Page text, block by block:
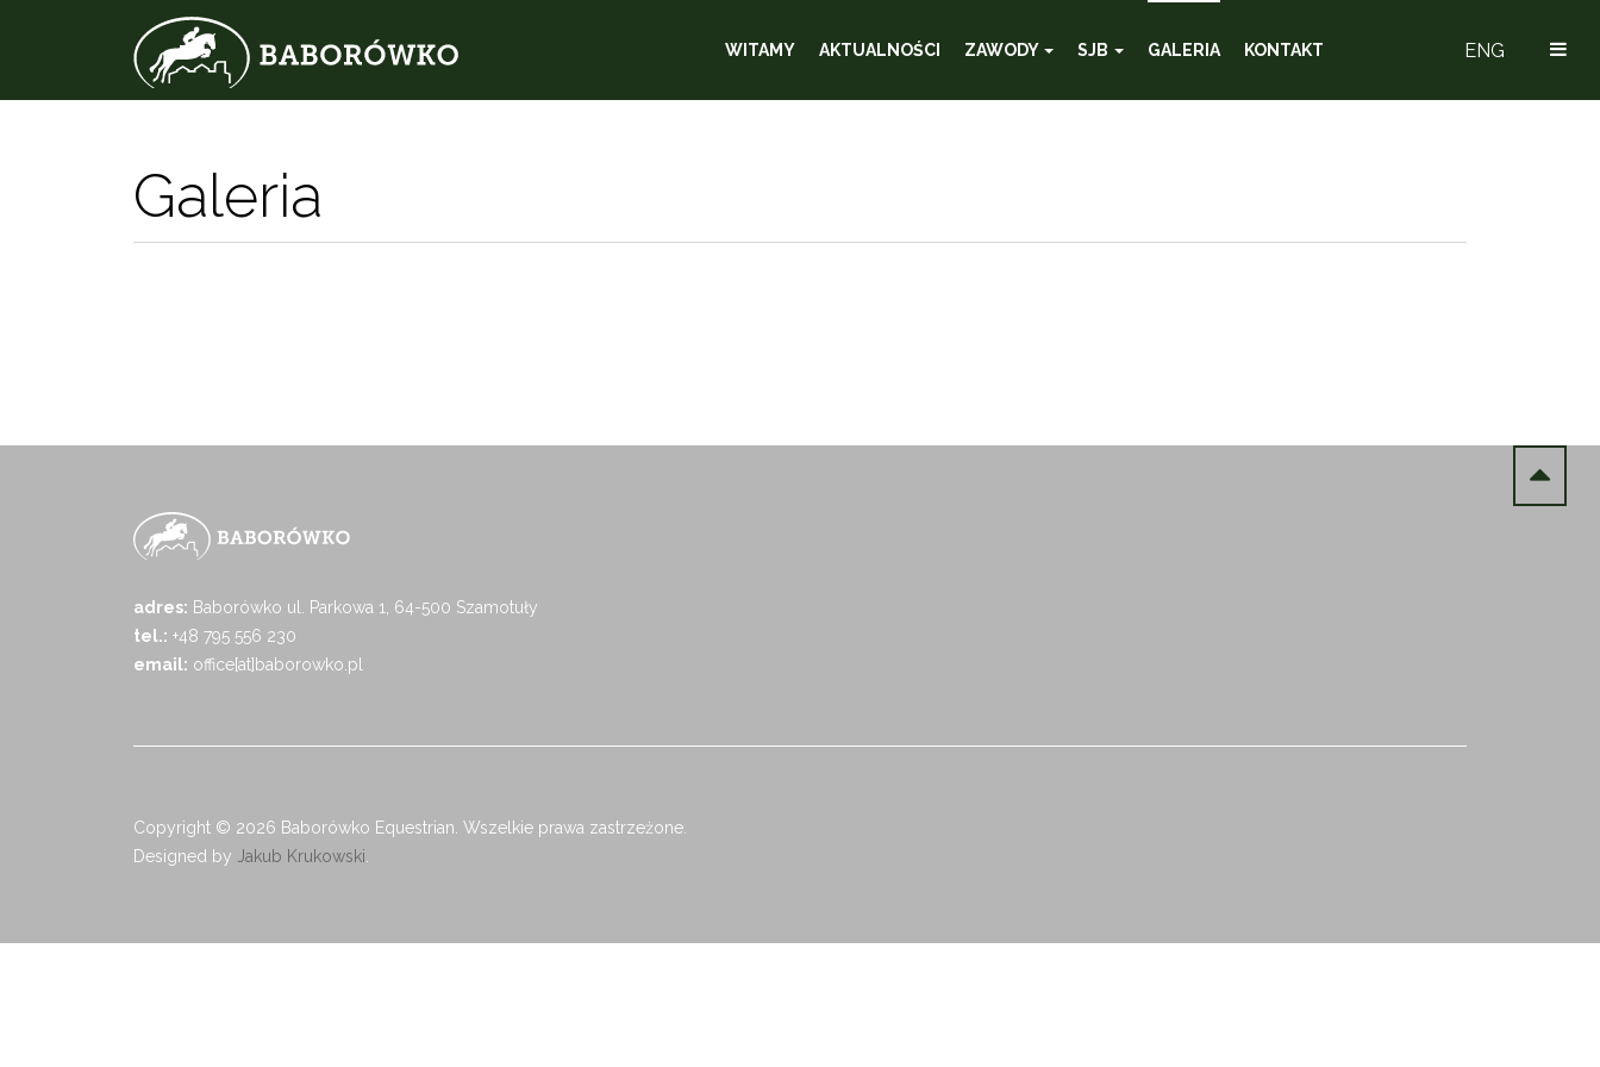
ENG
WITAMY AKTUALNOŚCI ZAWODY SJB GALERIA KONTAKT
Galeria
adres: Baborówko ul. Parkowa 1, 64-500 Szamotuły
tel.: +48 795 556 230
email: office[at]baborowko.pl
Copyright © 2026 Baborówko Equestrian. Wszelkie prawa zastrzeżone.
Designed by Jakub Krukowski